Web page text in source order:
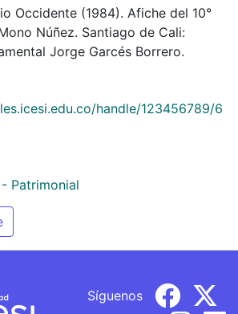
Occidente (1984). Afiche del 10°
Núñez. Santiago de Cali:
Jorge Garcés Borrero.
handle/123456789/6
Patrimonial
Síguenos